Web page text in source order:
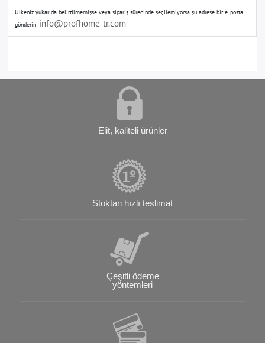
Ülkeniz yukarıda belirtilmemişse veya sipariş sürecinde seçilemiyorsa şu adrese bir e-posta
gönderin: info@profhome-tr.com
Elit, kaliteli ürünler
Stoktan hızlı teslimat
Çeşitli ödeme
yöntemleri